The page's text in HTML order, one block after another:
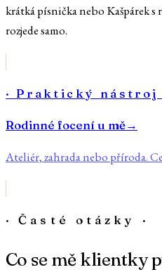
krátká písnička nebo Kašpárek s
rozjede samo.
· Praktický nástroj
Rodinné focení u mě→
Ateliér, zahrada nebo příroda.
· Časté otázky ·
Co se mě klientky